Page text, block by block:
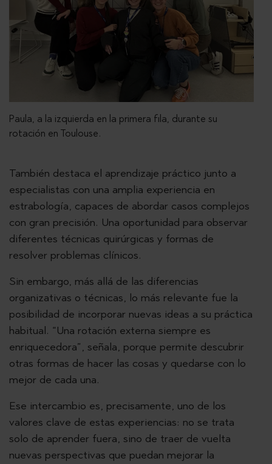
Paula, a la izquierda en la primera fila, durante su
rotación en Toulouse.
También destaca el aprendizaje práctico junto a
especialistas con una amplia experiencia en
estrabología, capaces de abordar casos complejos
con gran precisión. Una oportunidad para observar
diferentes técnicas quirúrgicas y formas de
resolver problemas clínicos.
Sin embargo, más allá de las diferencias
organizativas o técnicas, lo más relevante fue la
posibilidad de incorporar nuevas ideas a su práctica
habitual. “Una rotación externa siempre es
enriquecedora”, señala, porque permite descubrir
otras formas de hacer las cosas y quedarse con lo
mejor de cada una.
Ese intercambio es, precisamente, uno de los
valores clave de estas experiencias: no se trata
solo de aprender fuera, sino de traer de vuelta
nuevas perspectivas que puedan mejorar la